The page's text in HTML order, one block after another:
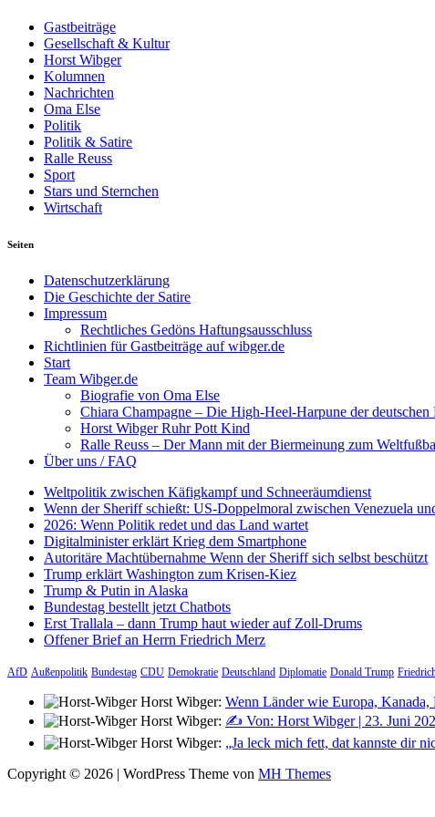
Gastbeiträge
Gesellschaft & Kultur
Horst Wibger
Kolumnen
Nachrichten
Oma Else
Politik
Politik & Satire
Ralle Reuss
Sport
Stars und Sternchen
Wirtschaft
Seiten
Datenschutzerklärung
Die Geschichte der Satire
Impressum
Rechtliches Gedöns Haftungsausschluss
Richtlinien für Gastbeiträge auf wibger.de
Start
Team Wibger.de
Biografie von Oma Else
Chiara Champagne – Die High-Heel-Harpune der deutschen
Horst Wibger Ruhr Pott Kind
Ralle Reuss – Der Mann mit der Biermeinung zum
Über uns / FAQ
Weltpolitik zwischen Käfigkampf und Schneeräumdienst
Wenn der Sheriff schießt: US-Doppelmoral zwischen Venezuela
2026: Wenn Politik redet und das Land wartet
Digitalminister erklärt Krieg dem Smartphone
Autoritäre Machtübernahme Wenn der Sheriff sich selbst beschützt
Trump erklärt Washington zum Krisen-Kiez
Trump & Putin in Alaska
Bundestag bestellt jetzt Chatbots
Erst Trallala – dann Trump haut wieder auf Zoll-Drums
Offener Brief an Herrn Friedrich Merz
AfD Außenpolitik Bundestag CDU Demokratie Deutschland Diplomatie Donald Trump
Horst Wibger: Wenn Länder wie Europa,
Horst Wibger: ✍️ Von: Horst Wibger | 23. Juni
Horst Wibger: „Ja leck mich fett, dat kannste dir
Copyright © 2026 | WordPress Theme von MH Themes